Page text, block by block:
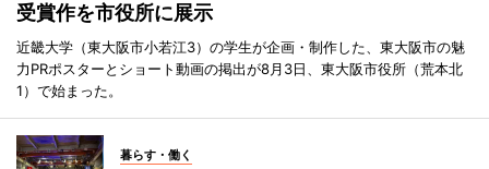
受賞作を市役所に展示
近畿大学（東大阪市小若江3）の学生が企画・制作した、東大阪市の魅
力PRポスターとショート動画の掲出が8月3日、東大阪市役所（荒本北
1）で始まった。
暮らす・働く